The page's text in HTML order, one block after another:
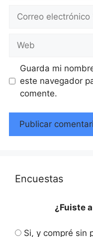
electrónico
Guarda mi
este navegador
comente.
Encuestas
¿Fuiste
Si, y compré sin